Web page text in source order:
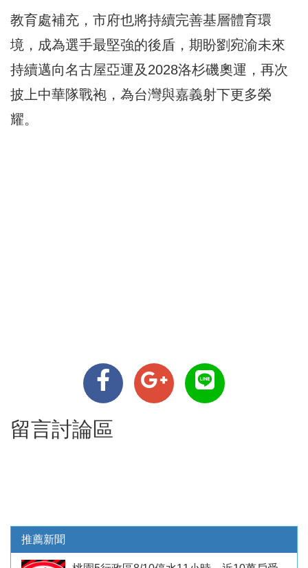
教育處補充，市府也將持續完善基層體育環
境，成為選手最堅強的後盾，期盼劉宛渝未來
持續邁向名古屋亞運及2028洛杉磯奧運，再次
披上中華隊戰袍，為台灣與嘉義射下更多榮
耀。
留言討論區
推薦新聞